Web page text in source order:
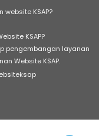
KSAP?
KSAP?
pengembangan layanan
Website KSAP.